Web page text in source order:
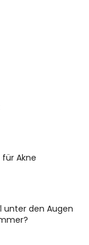
Akne
unter den Augen